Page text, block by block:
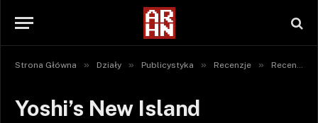
Strona Główna » Działy » Publicystyka » Recenzje » Recenzje gier
Yoshi’s New Island